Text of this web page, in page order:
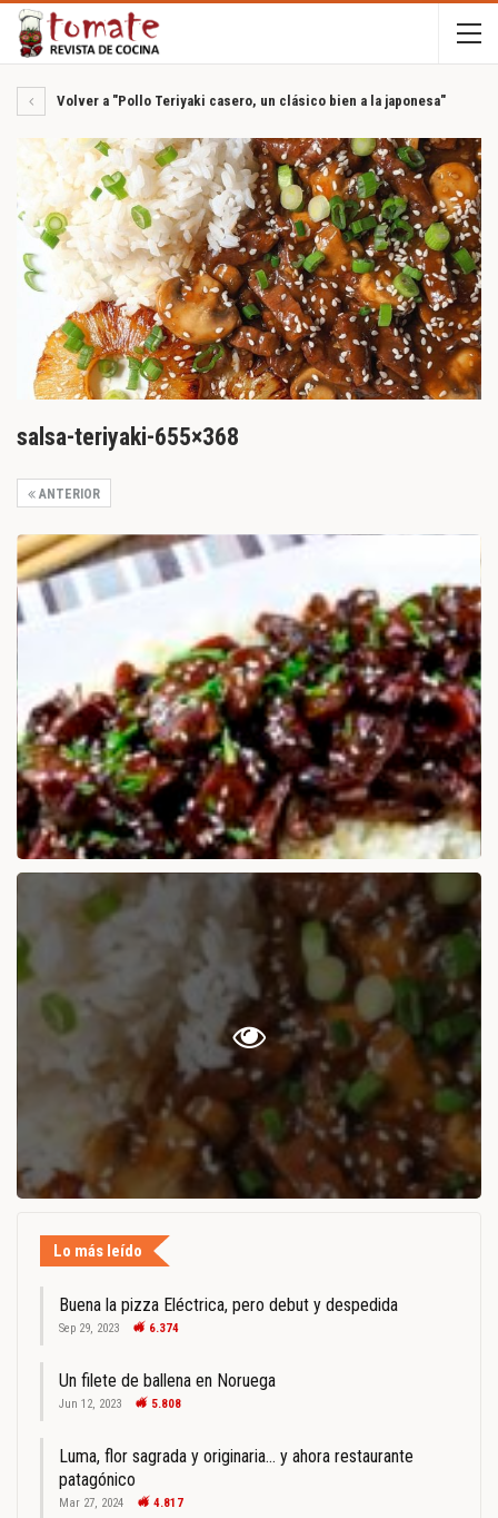
Volver a "Pollo Teriyaki casero, un clásico bien a la japonesa"
salsa-teriyaki-655×368
ANTERIOR
Lo más leído
Buena la pizza Eléctrica, pero debut y despedida
Sep 29, 2023 6.374
Un filete de ballena en Noruega
Jun 12, 2023 5.808
Luma, flor sagrada y originaria… y ahora restaurante
patagónico
Mar 27, 2024 4.817